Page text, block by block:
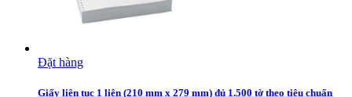
Đặt hàng
Giấy liên tục 1 liên (210 mm x 279 mm) đủ 1.500 tờ theo tiêu chuẩn